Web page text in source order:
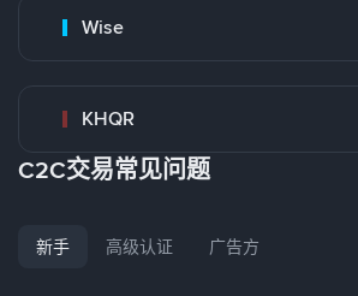
Wise
KHQR
C2C交易常见问题
新手 高级认证 广告方